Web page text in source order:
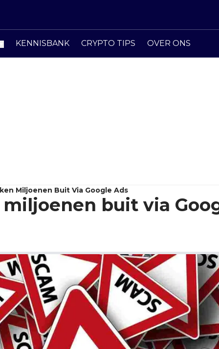
KENNISBANK CRYPTO TIPS OVER ONS
Miljoenen Buit Via Google Ads
buit via